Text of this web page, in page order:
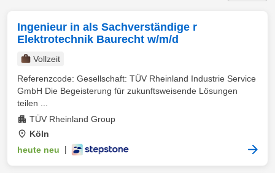
Ingenieur in als Sachverständige r
Elektrotechnik Baurecht w/m/d
Vollzeit
Referenzcode: Gesellschaft: TÜV Rheinland Industrie Service
GmbH Die Begeisterung für zukunftsweisende Lösungen
teilen ...
TÜV Rheinland Group
Köln
heute neu